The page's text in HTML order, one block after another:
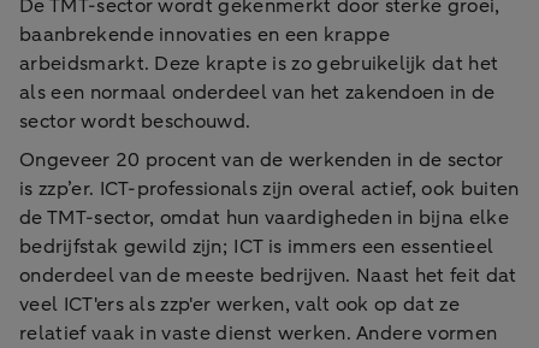
De TMT-sector wordt gekenmerkt door sterke groei,
baanbrekende innovaties en een krappe
arbeidsmarkt. Deze krapte is zo gebruikelijk dat het
als een normaal onderdeel van het zakendoen in de
sector wordt beschouwd.
Ongeveer 20 procent van de werkenden in de sector
is zzp’er. ICT-professionals zijn overal actief, ook buiten
de TMT-sector, omdat hun vaardigheden in bijna elke
bedrijfstak gewild zijn; ICT is immers een essentieel
onderdeel van de meeste bedrijven. Naast het feit dat
veel ICT'ers als zzp'er werken, valt ook op dat ze
relatief vaak in vaste dienst werken. Andere vormen